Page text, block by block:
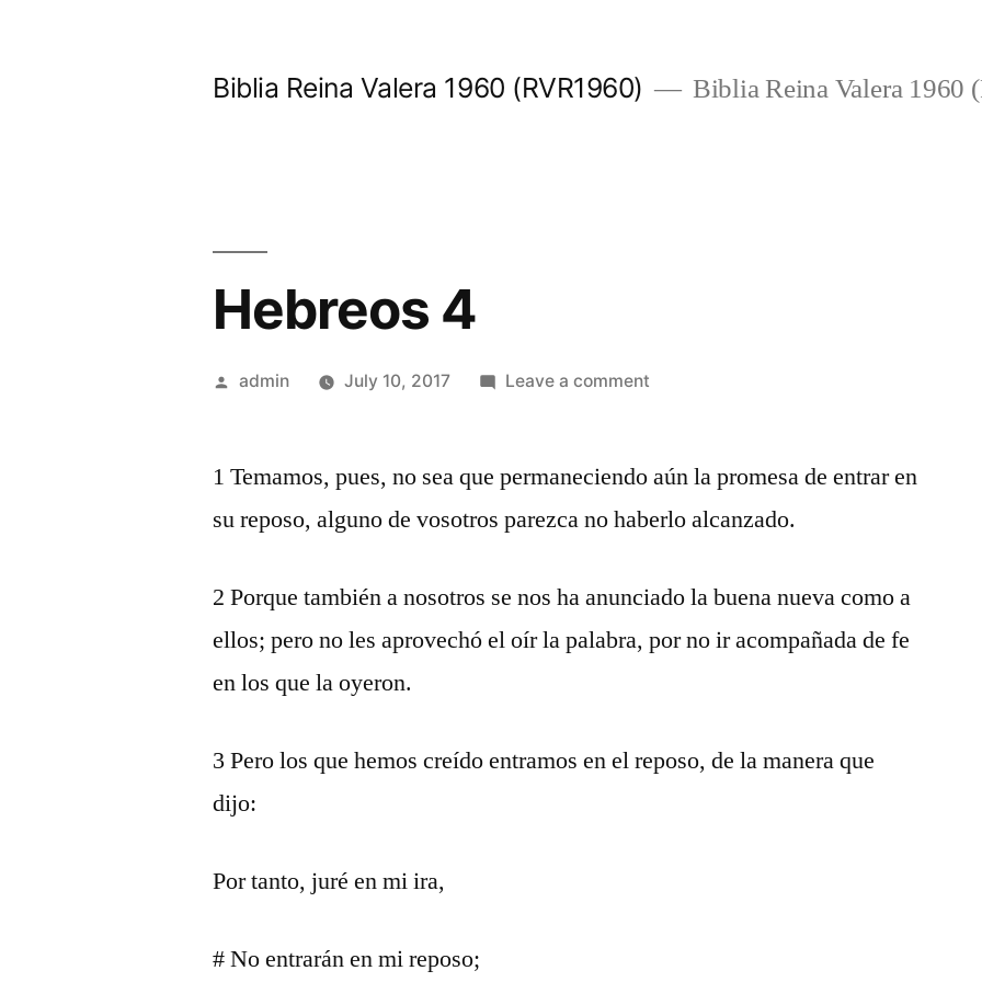
Biblia Reina Valera 1960 (RVR1960) Biblia Reina Valera 1960
Hebreos 4
Posted
admin July 10, 2017 Leave a commenton
1 Temamos, pues, no sea que permaneciendo aún la promesa de entrar en
su reposo, alguno de vosotros parezca no haberlo alcanzado.
2 Porque también a nosotros se nos ha anunciado la buena nueva como a
ellos; pero no les aprovechó el oír la palabra, por no ir acompañada de fe
en los que la oyeron.
3 Pero los que hemos creído entramos en el reposo, de la manera que
dijo:
Por tanto, juré en mi ira,
# No entrarán en mi reposo;